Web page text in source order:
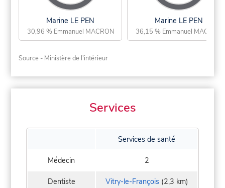
Marine LE PEN
30,96 % Emmanuel MACRON
Marine LE PEN
36,15 % Emmanuel MACRON
Source - Ministère de l'intérieur
Services
Services de santé
Médecin 2
Dentiste Vitry-le-François(2,3 km)